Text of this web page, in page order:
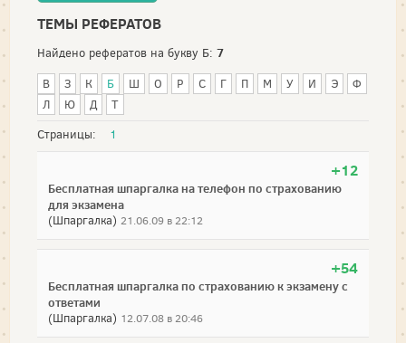
ТЕМЫ РЕФЕРАТОВ
Найдено рефератов на букву Б: 7
В З К Б Ш О Р С Г П М У И Э
Ф
Л
Ю Д
Т
Страницы:
1
+12
Бесплатная шпаргалка на телефон по страхованию
для экзамена
(Шпаргалка) 21.06.09 в 22:12
+54
Бесплатная шпаргалка по страхованию к экзамену с
ответами
(Шпаргалка) 12.07.08 в 20:46